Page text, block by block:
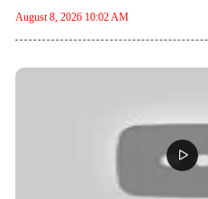
August 8, 2026 10:02 AM